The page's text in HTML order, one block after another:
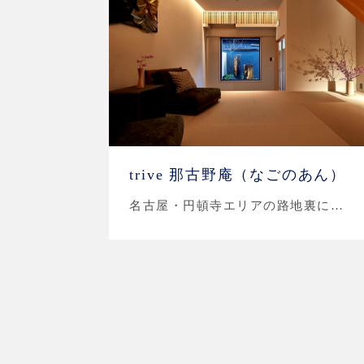
trive 那古野庵（なごのあん）
名古屋・円頓寺エリアの路地裏に…